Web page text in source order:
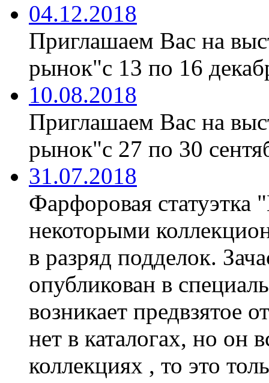
04.12.2018
Приглашаем Вас на
рынок"с 13 по 16
10.08.2018
Приглашаем Вас на
рынок"с 27 по 30
31.07.2018
Фарфоровая статуэтка
некоторыми
в разряд подделок.
опубликован в
возникает предвзятое
нет в каталогах, но он
коллекциях , то это